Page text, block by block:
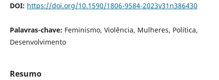
DOI: https://doi.org/10.1590/1806-9584-2023v31n386430
Palavras-chave: Feminismo, Violência, Mulheres, Política,
Desenvolvimento
Resumo